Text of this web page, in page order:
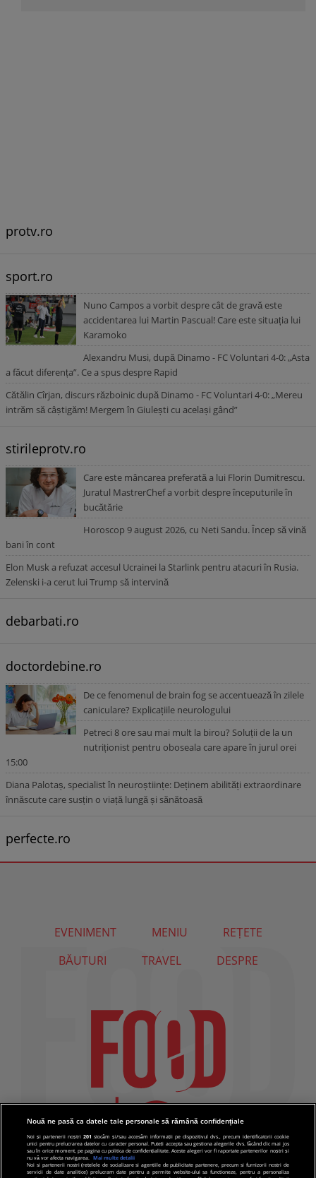
protv.ro
sport.ro
Nuno Campos a vorbit despre cât de gravă este
accidentarea lui Martin Pascual! Care este situația lui
Karamoko
Alexandru Musi, după Dinamo - FC Voluntari 4-0: „Asta
a făcut diferența”. Ce a spus despre Rapid
Cătălin Cîrjan, discurs războinic după Dinamo - FC Voluntari 4-0: „Mereu
intrăm să câștigăm! Mergem în Giulești cu același gând”
stirileprotv.ro
Care este mâncarea preferată a lui Florin Dumitrescu.
Juratul MastrerChef a vorbit despre începuturile în
bucătărie
Horoscop 9 august 2026, cu Neti Sandu. Încep să vină
bani în cont
Elon Musk a refuzat accesul Ucrainei la Starlink pentru atacuri în Rusia.
Zelenski i-a cerut lui Trump să intervină
debarbati.ro
doctordebine.ro
De ce fenomenul de brain fog se accentuează în zilele
caniculare? Explicațiile neurologului
Petreci 8 ore sau mai mult la birou? Soluții de la un
nutriționist pentru oboseala care apare în jurul orei
15:00
Diana Palotaș, specialist în neuroștiințe: Deținem abilități extraordinare
înnăscute care susțin o viață lungă și sănătoasă
perfecte.ro
EVENIMENT MENIU
REȚETE
BĂUTURI
TRAVEL DESPRE
Nouă ne pasă ca datele tale personale să rămână confidențiale
Noi și partenerii noștri201 stocăm și/sau accesăm informații pe dispozitivul dvs., precum identificatorii cookie
unici pentru prelucrarea datelor cu caracter personal. Puteți accepta sau gestiona alegerile dvs. făcând clic mai jos
sau în orice moment, pe pagina cu politica de confidențialitate. Aceste alegeri vor fi raportate partenerilor noștri și
nu vă vor afecta navigarea.
Mai multe detalii
Noi si partenerii nostri (retelele de socializare si agentiile de publicitate partenere, precum si furnizorii nostri de
servicii de date analitice) prelucram date pentru a permite website-ului sa functioneze, pentru a personaliza